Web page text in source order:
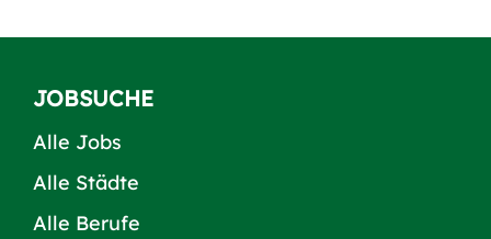
JOBSUCHE
Alle Jobs
Alle Städte
Alle Berufe